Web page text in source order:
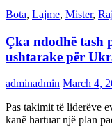
Bota, Lajme, Mister,
Çka ndodhë tash
ushtarake për
adminadmin March 4,
Pas takimit të liderëve
kanë hartuar një plan